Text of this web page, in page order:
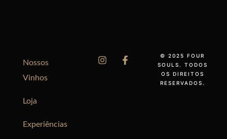
Nossos
Vinhos
Loja
Experiências
© 2025 FOUR
SOULS. TODOS
OS DIREITOS
RESERVADOS.